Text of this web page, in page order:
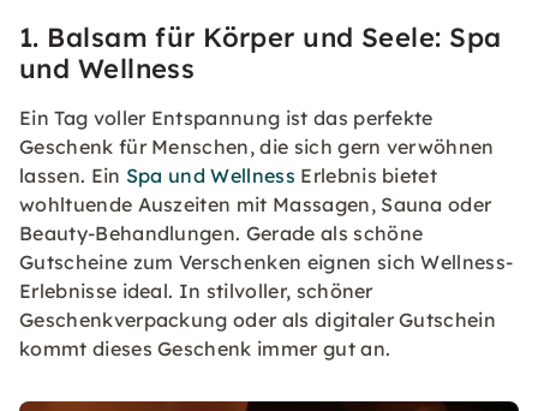
1. Balsam für Körper und Seele: Spa
und Wellness
Ein Tag voller Entspannung ist das perfekte
Geschenk für Menschen, die sich gern verwöhnen
lassen. Ein Spa und Wellness Erlebnis bietet
wohltuende Auszeiten mit Massagen, Sauna oder
Beauty-Behandlungen. Gerade als schöne
Gutscheine zum Verschenken eignen sich Wellness-
Erlebnisse ideal. In stilvoller, schöner
Geschenkverpackung oder als digitaler Gutschein
kommt dieses Geschenk immer gut an.